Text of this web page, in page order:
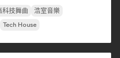
科技舞曲
浩室音樂
Tech House